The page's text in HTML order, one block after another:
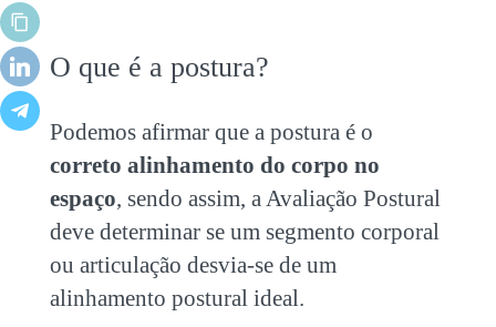
O que é a postura?
Podemos afirmar que a postura é o
correto alinhamento do corpo no
espaço, sendo assim, a Avaliação Postural
deve determinar se um segmento corporal
ou articulação desvia-se de um
alinhamento postural ideal.